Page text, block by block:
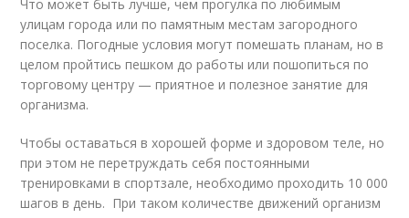
Что может быть лучше, чем прогулка по любимым
улицам города или по памятным местам загородного
поселка. Погодные условия могут помешать планам, но в
целом пройтись пешком до работы или пошопиться по
торговому центру — приятное и полезное занятие для
организма.
Чтобы оставаться в хорошей форме и здоровом теле, но
при этом не перетруждать себя постоянными
тренировками в спортзале, необходимо проходить 10 000
шагов в день. При таком количестве движений организм